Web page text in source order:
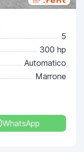
5
300 hp
Automatico
Marrone
WhatsApp